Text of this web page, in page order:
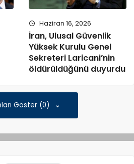
Haziran 16, 2026
İran, Ulusal Güvenlik
Yüksek Kurulu Genel
Sekreteri Laricani’nin
öldürüldüğünü duyurdu
Göster (0)